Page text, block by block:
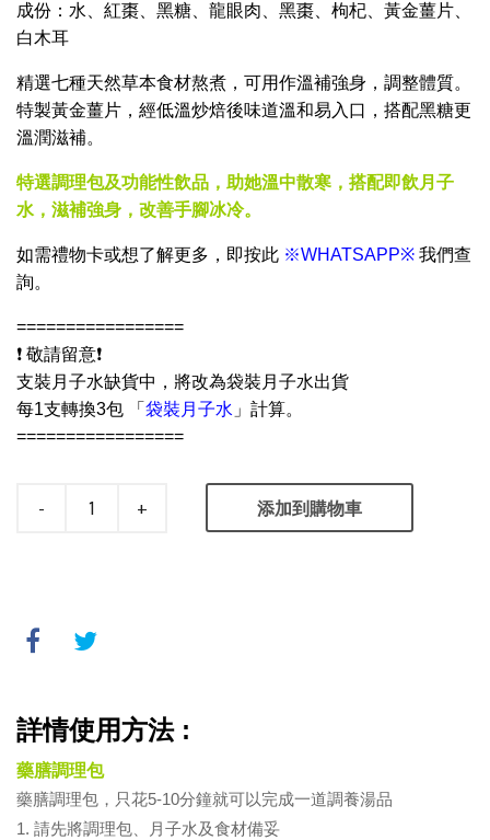
成份：水、紅棗、黑糖、龍眼肉、黑棗、枸杞、黃金薑片、
白木耳
精選七種天然草本食材熬煮，可用作溫補強身，調整體質。
特製黃金薑片，經低溫炒焙後味道溫和易入口，搭配黑糖更
溫潤滋補。
特選調理包及功能性飲品，助她溫中散寒，搭配即飲月子
水，滋補強身，改善手腳冰冷。
如需禮物卡或想了解更多， 即按此 ※WHATSAPP※ 我們查
詢。
=================
❗ 敬請留意❗
支裝月子水缺貨中，將改為袋裝月子水出貨
每1支轉換3包 「 袋裝月子水 」計算。
=================
- + 添加到購物車
詳情使用方法 :
藥膳調理包
藥膳調理包，只花5-10分鐘就可以完成一道調養湯品
1. 請先將調理包、月子水及食材備妥